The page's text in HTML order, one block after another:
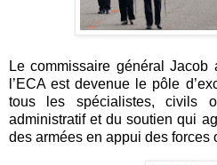
Le commissaire général Jacob
l’ECA est devenue le pôle
tous les spécialistes, civils
administratif et du soutien qui
des armées en appui des forces